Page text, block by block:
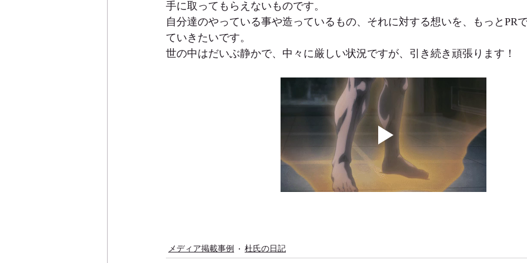
手に取ってもらえないものです。
自分達のやっている事や造っているもの、それに対する想いを、もっとPR
ていきたいです。
世の中はだいぶ静かで、中々に厳しい状況ですが、引き続き頑張ります！
メディア掲載事例 杜氏の日記